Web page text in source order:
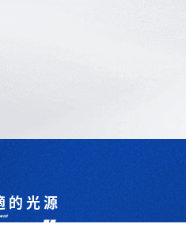
的光源